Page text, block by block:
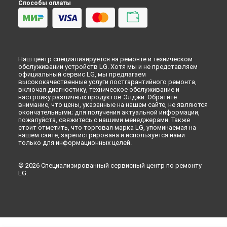
Способы оплаты
Наш центр специализируется на ремонте и техническом
обслуживании устройств LG. Хотя мы и не представляем
официальный сервис LG, мы предлагаем
высококачественные услуги постгарантийного ремонта,
включая диагностику, техническое обслуживание и
настройку различных продуктов Элджи. Обратите
внимание, что цены, указанные на нашем сайте, не являются
окончательными; для получения актуальной информации,
пожалуйста, свяжитесь с нашими менеджерами. Также
стоит отметить, что торговая марка LG, упоминаемая на
нашем сайте, зарегистрирована и используется нами
только для информационных целей.
© 2026 Специализированный сервисный центр по ремонту
LG.